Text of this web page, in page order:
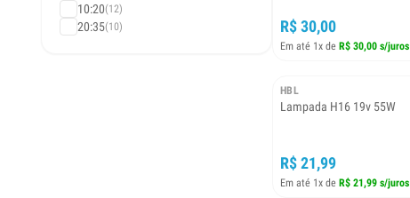
10:20(12)
20:35(10) R$ 30,00
Em até 1x de R$ 30,00 s/juros
HBL
Lampada H16 19v 55W
R$ 21,99
Em até 1x de R$ 21,99 s/juros